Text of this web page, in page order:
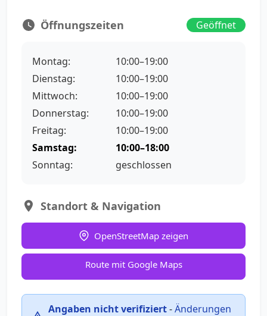
Öffnungszeiten Geöffnet
Montag:
10:00–19:00
Dienstag:
10:00–19:00
Mittwoch:
10:00–19:00
Donnerstag:
10:00–19:00
Freitag:
10:00–19:00
Samstag:
10:00–18:00
Sonntag:
geschlossen
Standort & Navigation
OpenStreetMap zeigen
Route mit Google Maps
Angaben nicht verifiziert-Änderungen